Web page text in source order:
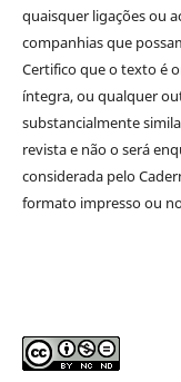
quaisquer ligações ou
companhias que
Certifico que o texto é
íntegra, ou qualquer
substancialmente
revista e não o será
considerada pelo
formato impresso ou